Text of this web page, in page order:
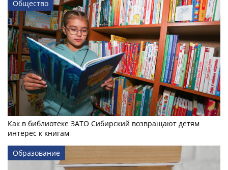
Общество
Как в библиотеке ЗАТО Сибирский возвращают детям
интерес к книгам
Образование